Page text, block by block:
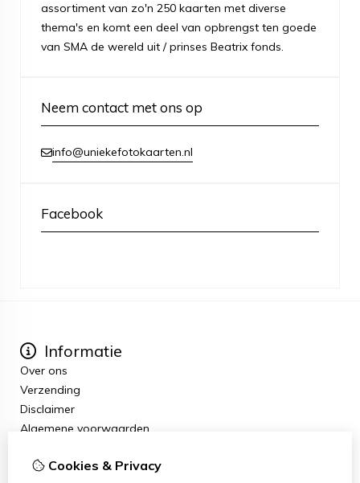
assortiment van zo'n 250 kaarten met diverse
thema's en komt een deel van opbrengst ten goede
van SMA de wereld uit / prinses Beatrix fonds.
Neem contact met ons op
info@uniekefotokaarten.nl
Facebook
Informatie
Over ons
Verzending
Disclaimer
Algemene voorwaarden
Cadeaubon
Cookies & Privacy